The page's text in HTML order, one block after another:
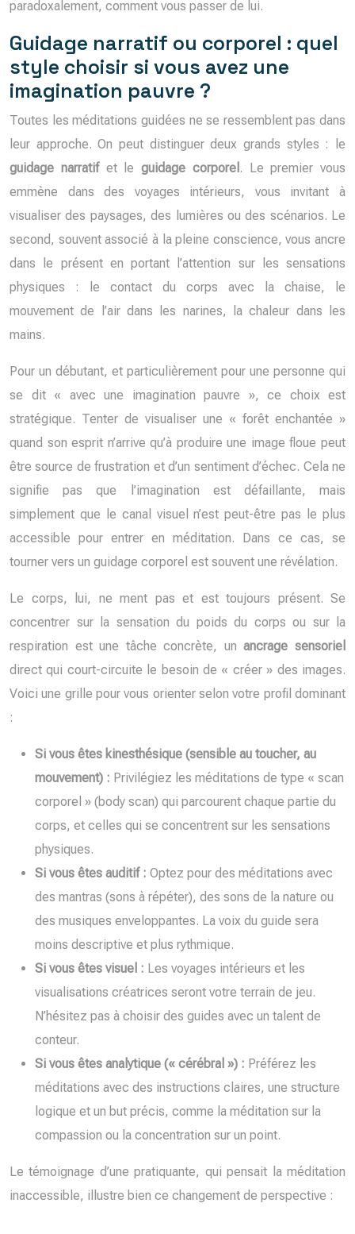
paradoxalement, comment vous passer de lui.
Guidage narratif ou corporel : quel
style choisir si vous avez une
imagination pauvre ?
Toutes les méditations guidées ne se ressemblent pas dans
leur approche. On peut distinguer deux grands styles : le
guidage narratifet le guidage corporel . Le premier vous
emmène dans des voyages intérieurs, vous invitant à
visualiser des paysages, des lumières ou des scénarios. Le
second, souvent associé à la pleine conscience, vous ancre
dans le présent en portant l’attention sur les sensations
physiques : le contact du corps avec la chaise, le
mouvement de l’air dans les narines, la chaleur dans les
mains.
Pour un débutant, et particulièrement pour une personne qui
se dit « avec une imagination pauvre », ce choix est
stratégique. Tenter de visualiser une « forêt enchantée »
quand son esprit n’arrive qu’à produire une image floue peut
être source de frustration et d’un sentiment d’échec. Cela ne
signifie pas que l’imagination est défaillante, mais
simplement que le canal visuel n’est peut-être pas le plus
accessible pour entrer en méditation. Dans ce cas, se
tourner vers un guidage corporel est souvent une révélation.
Le corps, lui, ne ment pas et est toujours présent. Se
concentrer sur la sensation du poids du corps ou sur la
respiration est une tâche concrète, unancrage sensoriel
direct qui court-circuite le besoin de « créer » des images.
Voici une grille pour vous orienter selon votre profil dominant
:
Si vous êtes kinesthésique (sensible au toucher, au
mouvement) : Privilégiez les méditations de type « scan
corporel » (body scan) qui parcourent chaque partie du
corps, et celles qui se concentrent sur les sensations
physiques.
Si vous êtes auditif : Optez pour des méditations avec
des mantras (sons à répéter), des sons de la nature ou
des musiques enveloppantes. La voix du guide sera
moins descriptive et plus rythmique.
Si vous êtes visuel : Les voyages intérieurs et les
visualisations créatrices seront votre terrain de jeu.
N’hésitez pas à choisir des guides avec un talent de
conteur.
Si vous êtes analytique (« cérébral ») : Préférez les
méditations avec des instructions claires, une structure
logique et un but précis, comme la méditation sur la
compassion ou la concentration sur un point.
Le témoignage d’une pratiquante, qui pensait la méditation
inaccessible, illustre bien ce changement de perspective :